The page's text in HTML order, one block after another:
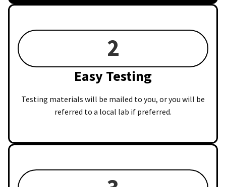
2
Easy Testing
Testing materials will be mailed to you, or you will be
referred to a local lab if preferred.